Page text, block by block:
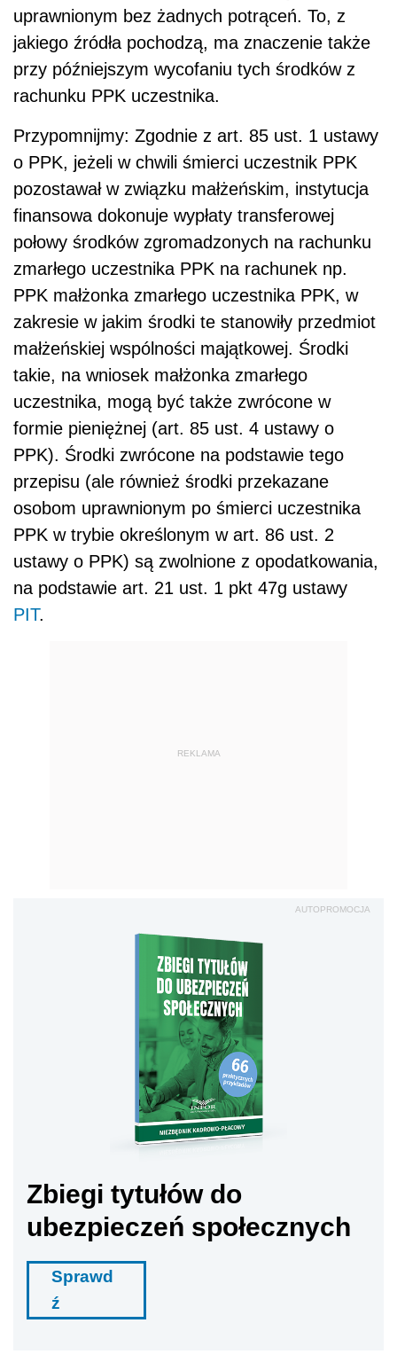
uprawnionym bez żadnych potrąceń. To, z
jakiego źródła pochodzą, ma znaczenie także
przy późniejszym wycofaniu tych środków z
rachunku PPK uczestnika.
Przypomnijmy: Zgodnie z art. 85 ust. 1 ustawy
o PPK, jeżeli w chwili śmierci uczestnik PPK
pozostawał w związku małżeńskim, instytucja
finansowa dokonuje wypłaty transferowej
połowy środków zgromadzonych na rachunku
zmarłego uczestnika PPK na rachunek np.
PPK małżonka zmarłego uczestnika PPK, w
zakresie w jakim środki te stanowiły przedmiot
małżeńskiej wspólności majątkowej. Środki
takie, na wniosek małżonka zmarłego
uczestnika, mogą być także zwrócone w
formie pieniężnej (art. 85 ust. 4 ustawy o
PPK). Środki zwrócone na podstawie tego
przepisu (ale również środki przekazane
osobom uprawnionym po śmierci uczestnika
PPK w trybie określonym w art. 86 ust. 2
ustawy o PPK) są zwolnione z opodatkowania,
na podstawie art. 21 ust. 1 pkt 47g ustawy
PIT.
REKLAMA
AUTOPROMOCJA
Zbiegi tytułów do
ubezpieczeń społecznych
Sprawd
ź